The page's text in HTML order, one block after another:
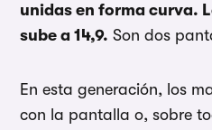
unidas en forma curva.
sube a 14,9. Son dos
En esta generación, los
con la pantalla o, sobre